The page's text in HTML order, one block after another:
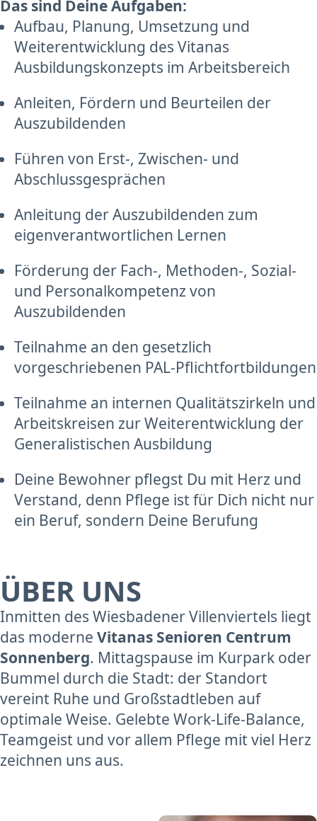
Das sind Deine Aufgaben:
Aufbau, Planung, Umsetzung und
Weiterentwicklung des Vitanas
Ausbildungskonzepts im Arbeitsbereich
Anleiten, Fördern und Beurteilen der
Auszubildenden
Führen von Erst-, Zwischen- und
Abschlussgesprächen
Anleitung der Auszubildenden zum
eigenverantwortlichen Lernen
Förderung der Fach-, Methoden-, Sozial-
und Personalkompetenz von
Auszubildenden
Teilnahme an den gesetzlich
vorgeschriebenen PAL-Pflichtfortbildungen
Teilnahme an internen Qualitätszirkeln und
Arbeitskreisen zur Weiterentwicklung der
Generalistischen Ausbildung
Deine Bewohner pflegst Du mit Herz und
Verstand, denn Pflege ist für Dich nicht nur
ein Beruf, sondern Deine Berufung
ÜBER UNS
Inmitten des Wiesbadener Villenviertels liegt
das moderne Vitanas Senioren Centrum
Sonnenberg. Mittagspause im Kurpark oder
Bummel durch die Stadt: der Standort
vereint Ruhe und Großstadtleben auf
optimale Weise. Gelebte Work-Life-Balance,
Teamgeist und vor allem Pflege mit viel Herz
zeichnen uns aus.